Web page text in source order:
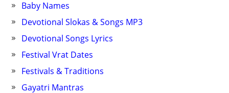
Baby Names
Devotional Slokas & Songs MP3
Devotional Songs Lyrics
Festival Vrat Dates
Festivals & Traditions
Gayatri Mantras